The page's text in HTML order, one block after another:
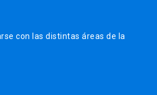
con las distintas áreas de la